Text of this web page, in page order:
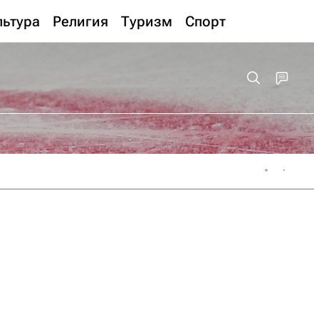
Религия Туризм Спорт